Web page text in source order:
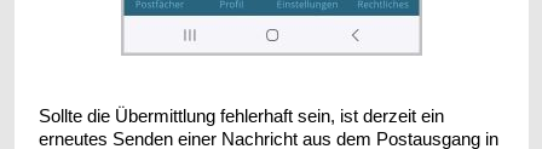
Sollte die Übermittlung fehlerhaft sein, ist derzeit ein
erneutes Senden einer Nachricht aus dem Postausgang in